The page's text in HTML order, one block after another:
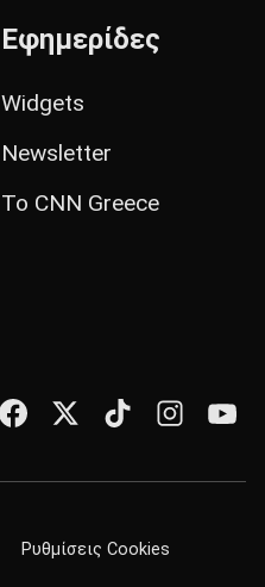
Εφημερίδες
Widgets
Newsletter
Το CNN Greece
Ρυθμίσεις Cookies